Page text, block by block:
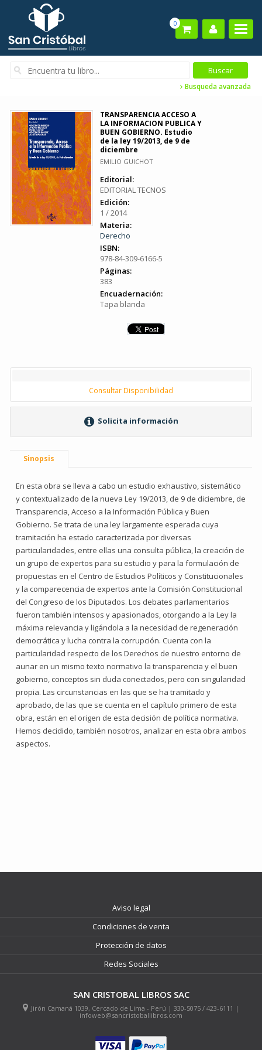
0
Busqueda avanzada
TRANSPARENCIA ACCESO A
LA INFORMACION PUBLICA Y
BUEN GOBIERNO. Estudio
de la ley 19/2013, de 9 de
diciembre
EMILIO GUICHOT
Editorial:
EDITORIAL TECNOS
Edición:
1 / 2014
Materia:
Derecho
ISBN:
978-84-309-6166-5
Páginas:
383
Encuadernación:
Tapa blanda
Consultar Disponibilidad
Solicita información
Sinopsis
En esta obra se lleva a cabo un estudio exhaustivo, sistemático
y contextualizado de la nueva Ley 19/2013, de 9 de diciembre, de
Transparencia, Acceso a la Información Pública y Buen
Gobierno. Se trata de una ley largamente esperada cuya
tramitación ha estado caracterizada por diversas
particularidades, entre ellas una consulta pública, la creación de
un grupo de expertos para su estudio y para la formulación de
propuestas en el Centro de Estudios Políticos y Constitucionales
y la comparecencia de expertos ante la Comisión Constitucional
del Congreso de los Diputados. Los debates parlamentarios
fueron también intensos y apasionados, otorgando a la Ley la
máxima relevancia y ligándola a la necesidad de regeneración
democrática y lucha contra la corrupción. Cuenta con la
particularidad respecto de los Derechos de nuestro entorno de
aunar en un mismo texto normativo la transparencia y el buen
gobierno, conceptos sin duda conectados, pero con singularidad
propia. Las circunstancias en las que se ha tramitado y
aprobado, de las que se cuenta en el capítulo primero de esta
obra, están en el origen de esta decisión de política normativa.
Hemos decidido, también nosotros, analizar en esta obra ambos
aspectos.
Aviso legal
Condiciones de venta
Protección de datos
Redes Sociales
SAN CRISTOBAL LIBROS SAC
Jirón Camaná 1039, Cercado de Lima - Perú | 330-5075 / 423-6111 |
infoweb@sancristoballibros.com